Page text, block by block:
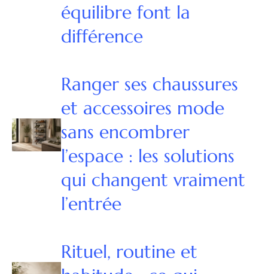
équilibre font la
différence
Ranger ses chaussures
et accessoires mode
sans encombrer
l’espace : les solutions
qui changent vraiment
l’entrée
Rituel, routine et